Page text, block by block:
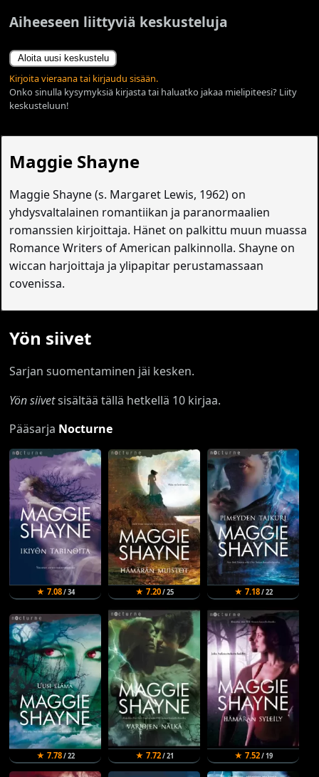
Aiheeseen liittyviä keskusteluja
Aloita uusi keskustelu
Kirjoita vieraana tai kirjaudu sisään.
Onko sinulla kysymyksiä kirjasta tai haluatko jakaa mielipiteesi? Liity
keskusteluun!
Maggie Shayne
Maggie Shayne (s. Margaret Lewis, 1962) on
yhdysvaltalainen romantiikan ja paranormaalien
romanssien kirjoittaja. Hänet on palkittu muun muassa
Romance Writers of American palkinnolla. Shayne on
wiccan harjoittaja ja ylipapitar perustamassaan
covenissa.
Yön siivet
Sarjan suomentaminen jäi kesken.
Yön siivetsisältää tällä hetkellä 10 kirjaa.
Pääsarja Nocturne
★ 7.08/ 34 ★ 7.20/ 25 ★ 7.18/ 22
★ 7.78/ 22 ★ 7.72/ 21 ★ 7.52/ 19